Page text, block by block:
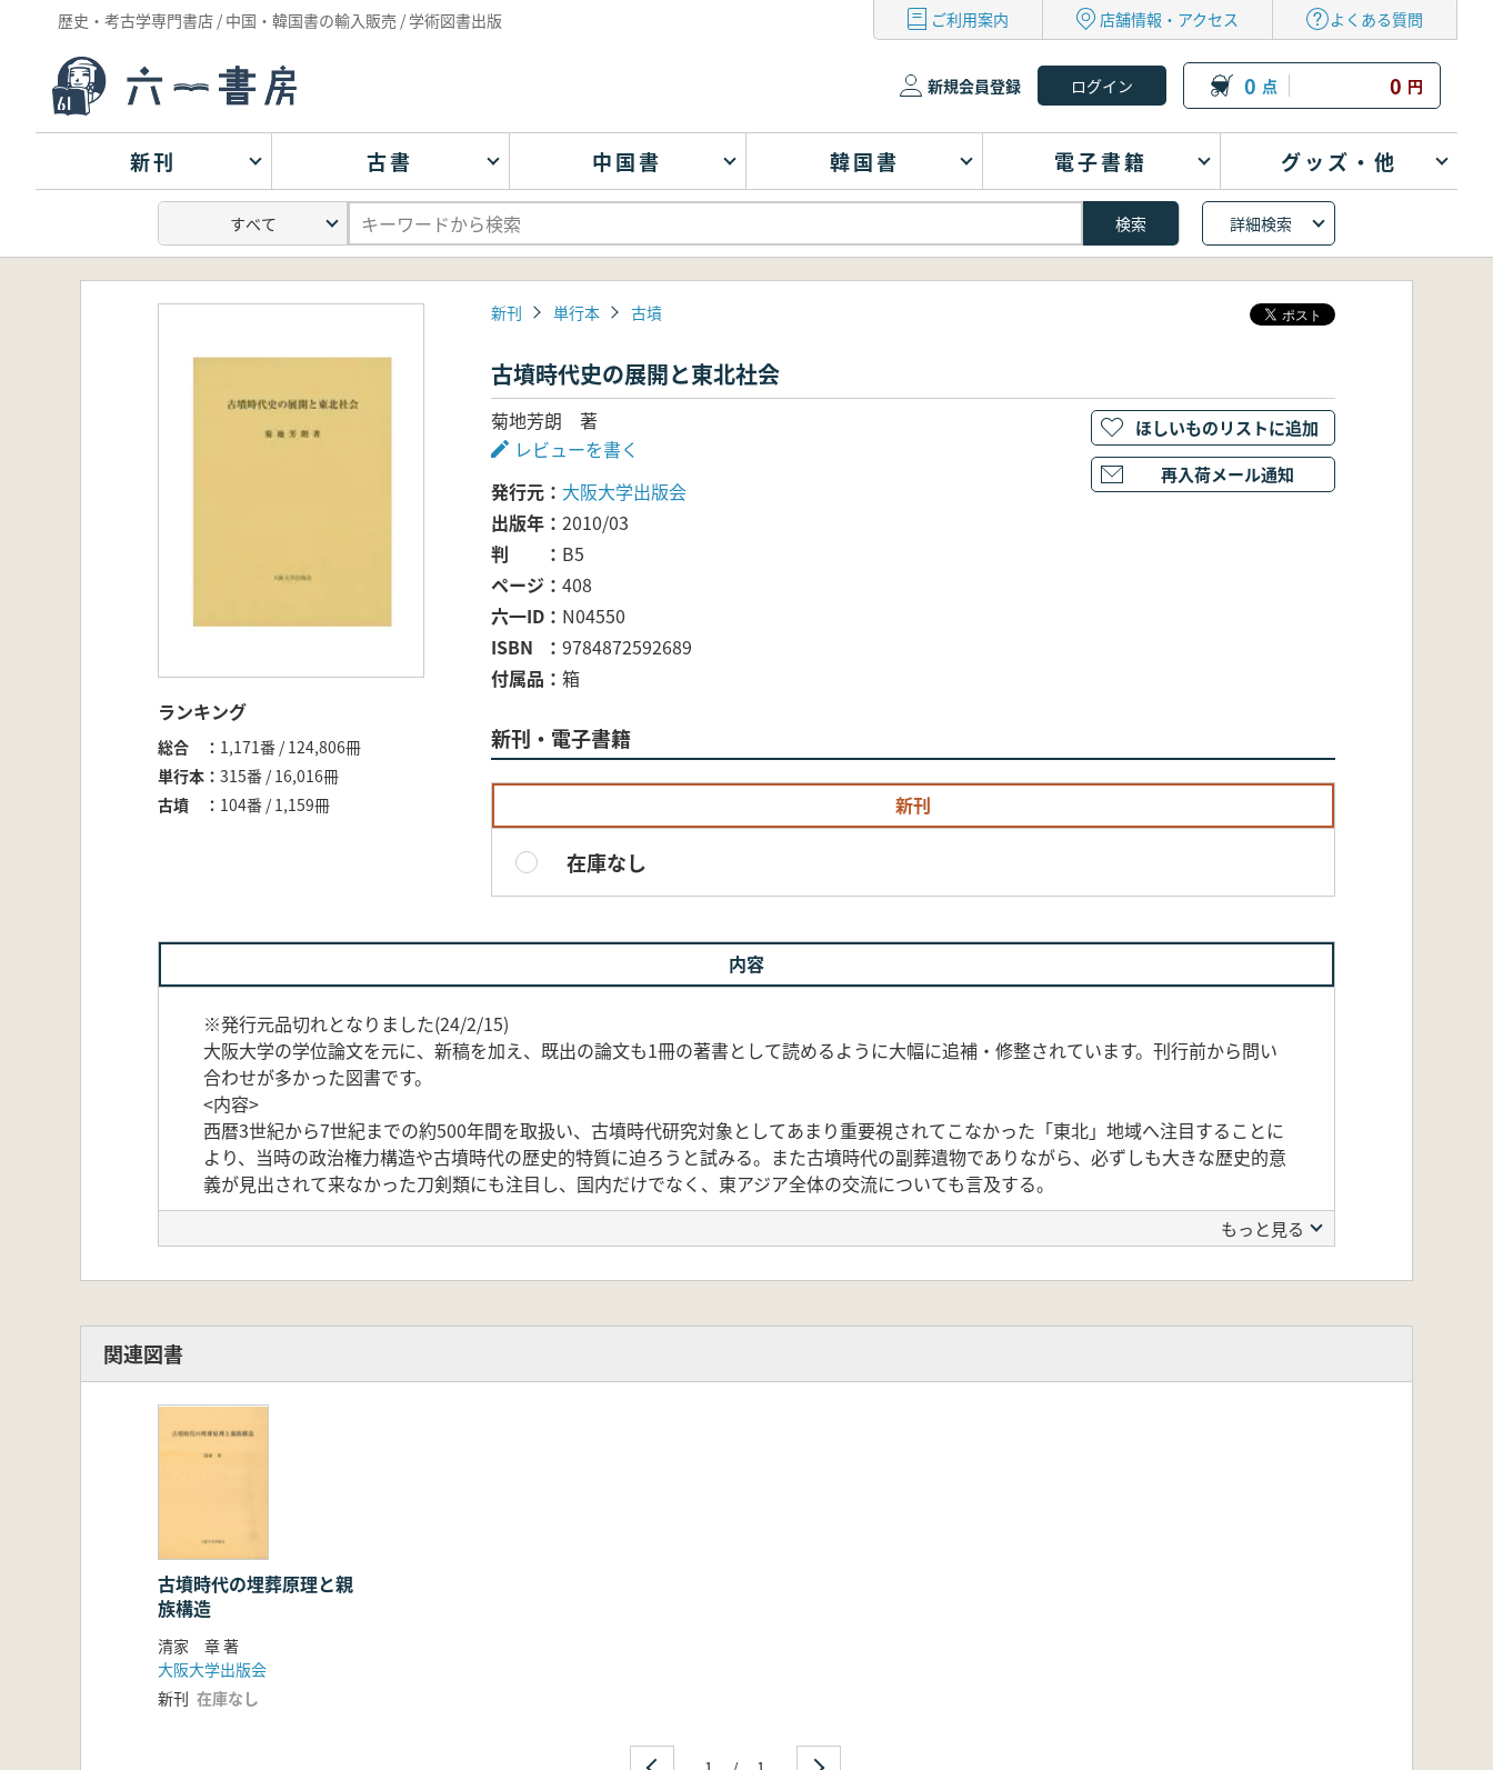
歴史・考古学専門書店 / 中国・韓国書の輸入販売 / 学術図書出版 ご利用案内 店舗情報・アクセス よくある質問
新規会員登録 0 点 0 円
新刊 古書 中国書 韓国書 電子書籍 グッズ・他
詳細検索
ランキング
総合
1,171番 / 124,806冊
単行本
315番 / 16,016冊
古墳
104番 / 1,159冊
新刊 単行本 古墳
古墳時代史の展開と東北社会
菊地芳朗 著
レビューを書く
発行元
大阪大学出版会
出版年
2010/03
判
B5
ページ
408
六一ID
N04550
ISBN
9784872592689
付属品
箱
新刊・電子書籍
新刊
在庫なし
ほしいものリストに追加
再入荷メール通知
内容
※発行元品切れとなりました(24/2/15)
大阪大学の学位論文を元に、新稿を加え、既出の論文も1冊の著書として読めるように大幅に追補・修整されています。刊行前から問い
合わせが多かった図書です。
<内容>
西暦3世紀から7世紀までの約500年間を取扱い、古墳時代研究対象としてあまり重要視されてこなかった「東北」地域へ注目することに
より、当時の政治権力構造や古墳時代の歴史的特質に迫ろうと試みる。また古墳時代の副葬遺物でありながら、必ずしも大きな歴史的意
義が見出されて来なかった刀剣類にも注目し、国内だけでなく、東アジア全体の交流についても言及する。
序章 刀剣類研究の現状と課題
第1節 研究略史と問題の所在
第2節 構造の諸例
第2章 金属装たちの出現と変遷
はじめに
第1節 分類と系譜
第2節 年代と系譜
第3章 装飾付大刀の系譜とその展開
はじめに
もっと見る
関連図書
古墳時代の埋葬原理と親
族構造
清家 章 著
大阪大学出版会
新刊 在庫なし